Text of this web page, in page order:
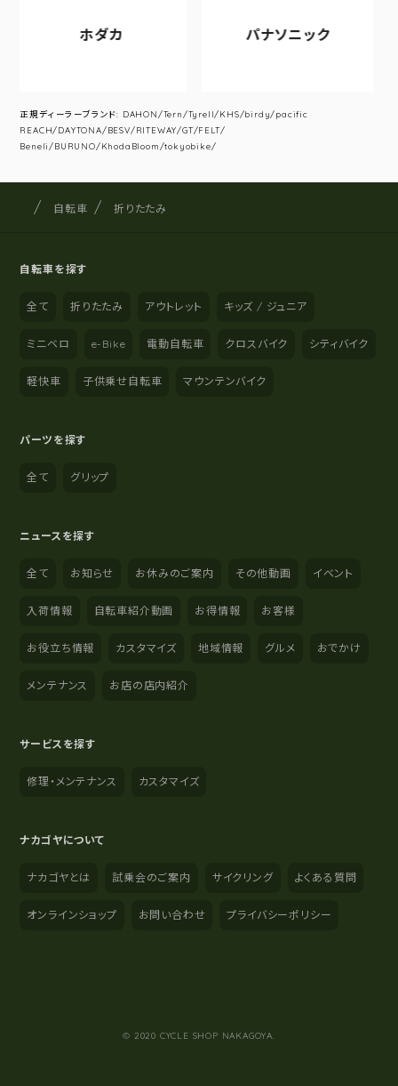
ホダカ パナソニック
正規ディーラーブランド: DAHON/Tern/Tyrell/KHS/birdy/pacific
REACH/DAYTONA/BESV/RITEWAY/GT/FELT/
Beneli/BURUNO/KhodaBloom/tokyobike/
サイト内の現在地
サイクルショップナカゴヤ
自転車 折りたたみ
自転車を探す
全て 折りたたみ アウトレット キッズ / ジュニア
ミニベロ e-Bike 電動自転車 クロスバイク シティバイク
軽快車 子供乗せ自転車 マウンテンバイク
パーツを探す
全て グリップ
ニュースを探す
全て お知らせ お休みのご案内 その他動画 イベント
入荷情報 自転車紹介動画 お得情報 お客様
お役立ち情報 カスタマイズ 地域情報 グルメ おでかけ
メンテナンス お店の店内紹介
サービスを探す
修理・メンテナンス カスタマイズ
ナカゴヤについて
ナカゴヤとは 試乗会のご案内 サイクリング よくある質問
オンラインショップ お問い合わせ プライバシーポリシー
© 2020 CYCLE SHOP NAKAGOYA.